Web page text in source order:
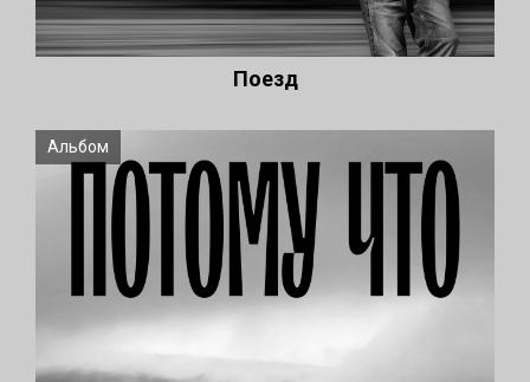
Поезд
Альбом